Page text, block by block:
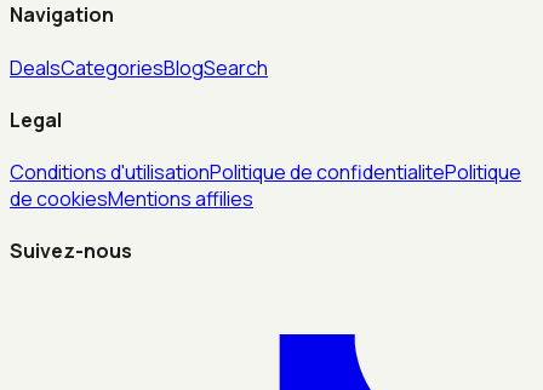
Navigation
DealsCategoriesBlogSearch
Legal
Conditions d'utilisationPolitique de confidentialitePolitique
de cookiesMentions affilies
Suivez-nous